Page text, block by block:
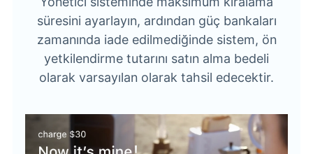
süresini ayarlayın, ardından güç bankaları
zamanında iade edilmediğinde sistem, ön
yetkilendirme tutarını satın alma bedeli
olarak varsayılan olarak tahsil edecektir.